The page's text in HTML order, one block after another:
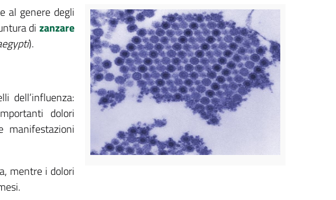
al genere degli
di zanzare
).
dell’influenza:
dolori
manifestazioni
mentre i dolori